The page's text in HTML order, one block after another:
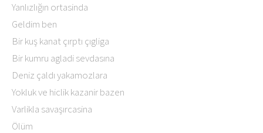
Yanlızlığın ortasinda
Geldim ben
Bir kuş kanat çırptı çıgliga
Bir kumru agladi sevdasına
Deniz çaldı yakamozlara
Yokluk ve hiclik kazanir bazen
Varlikla savaşırcasina
Ölüm